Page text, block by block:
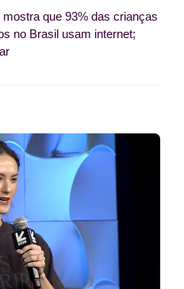
que 93% das crianças
no Brasil usam internet;